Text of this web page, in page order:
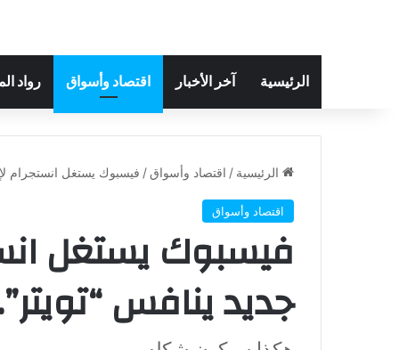
الرئيسية آخر الأخبار اقتصاد وأسواق رواد
الرئيسية / اقتصاد وأسواق / فيسبوك يستغل انستجرام
اقتصاد وأسواق
فيسبوك يستغل
جديد ينافس